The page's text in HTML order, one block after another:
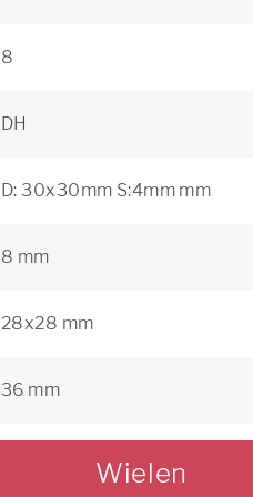
8
DH
D: 30x30mm S:4mm mm
8 mm
28x28 mm
36 mm
Wielen